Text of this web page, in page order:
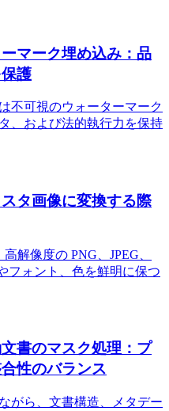
マーク埋め込み：品
護
不可視のウォーターマーク
、および法的執行力を保持
タ画像に変換する際
解像度の PNG、JPEG、
フォント、色を鮮明に保つ
書のマスク処理：プ
性のバランス
がら、文書構造、メタデー